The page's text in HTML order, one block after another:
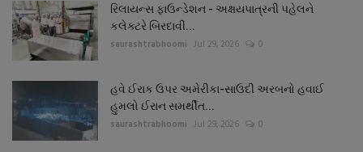
રિલાયન્સ ફાઉન્ડેશન - અક્ષયપાત્રની પહેલને
કલેક્ટરે બિરદાવી...
saurashtrabhoomi Jul 29, 2026 0
હવે ઈરાક ઉપર અમેરીકા-સાઉદી અરબનો હવાઈ
હુમલો ઈરાન સમર્થીત...
saurashtrabhoomi Jul 29, 2026 0